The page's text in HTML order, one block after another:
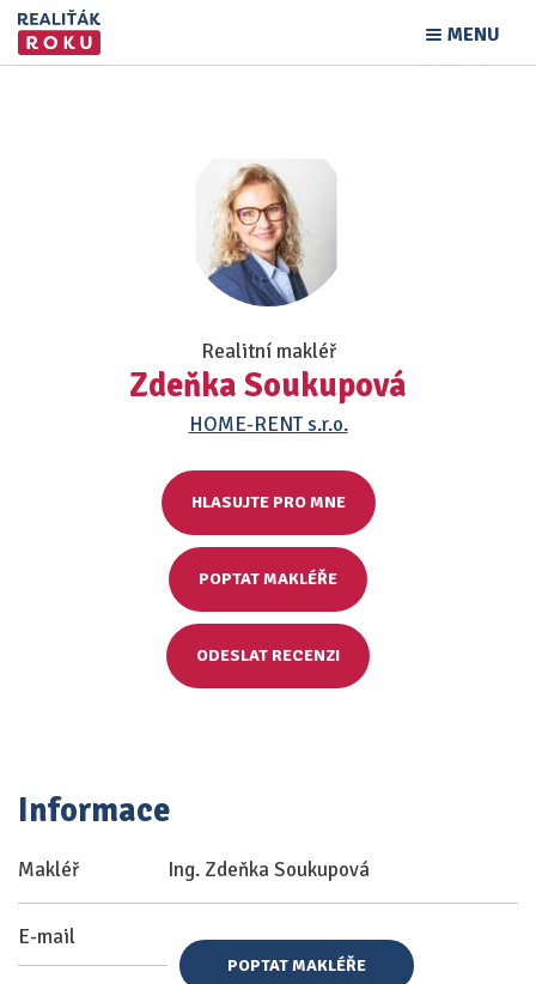
MENU
Realitní makléř
Zdeňka Soukupová
HOME-RENT s.r.o.
HLASUJTE PRO MNE
POPTAT MAKLÉŘE
ODESLAT RECENZI
Informace
Makléř Ing. Zdeňka Soukupová
E-mail
POPTAT MAKLÉŘE